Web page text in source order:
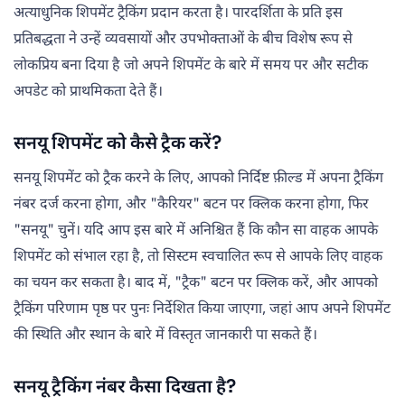
अत्याधुनिक शिपमेंट ट्रैकिंग प्रदान करता है। पारदर्शिता के प्रति इस
प्रतिबद्धता ने उन्हें व्यवसायों और उपभोक्ताओं के बीच विशेष रूप से
लोकप्रिय बना दिया है जो अपने शिपमेंट के बारे में समय पर और सटीक
अपडेट को प्राथमिकता देते हैं।
सनयू शिपमेंट को कैसे ट्रैक करें?
सनयू शिपमेंट को ट्रैक करने के लिए, आपको निर्दिष्ट फ़ील्ड में अपना ट्रैकिंग
नंबर दर्ज करना होगा, और "कैरियर" बटन पर क्लिक करना होगा, फिर
"सनयू" चुनें। यदि आप इस बारे में अनिश्चित हैं कि कौन सा वाहक आपके
शिपमेंट को संभाल रहा है, तो सिस्टम स्वचालित रूप से आपके लिए वाहक
का चयन कर सकता है। बाद में, "ट्रैक" बटन पर क्लिक करें, और आपको
ट्रैकिंग परिणाम पृष्ठ पर पुनः निर्देशित किया जाएगा, जहां आप अपने शिपमेंट
की स्थिति और स्थान के बारे में विस्तृत जानकारी पा सकते हैं।
सनयू ट्रैकिंग नंबर कैसा दिखता है?